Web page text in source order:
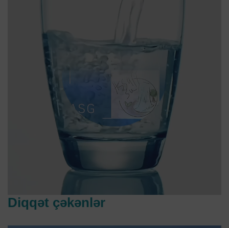
Diqqət çəkənlər